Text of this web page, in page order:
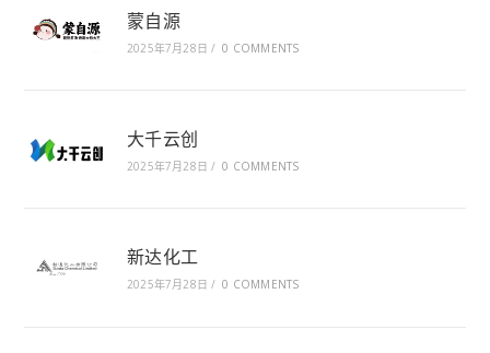
蒙自源
2025年7月28日 / 0 COMMENTS
大千云创
2025年7月28日 / 0 COMMENTS
新达化工
2025年7月28日 / 0 COMMENTS